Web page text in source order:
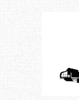
principal